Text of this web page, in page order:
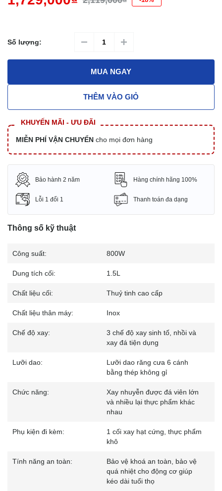
Số lượng:
MUA NGAY
THÊM VÀO GIỎ
KHUYẾN MÃI - ƯU ĐÃI
MIỄN PHÍ VẬN CHUYỂN cho mọi đơn hàng
Bảo hành 2 năm Hàng chính hãng 100%
Lỗi 1 đổi 1 Thanh toán đa dạng
Thông số kỹ thuật
Công suất: 800W
Dung tích cối: 1.5L
Chất liệu cối: Thuỷ tinh cao cấp
Chất liệu thân máy: Inox
Chế độ xay:
3 chế độ xay sinh tố, nhồi và
xay đá tiện dụng
Lưỡi dao:
Lưỡi dao răng cưa 6 cánh
bằng thép không gỉ
Chức năng:
Xay nhuyễn được đá viên lớn
và nhiều lại thực phẩm khác
nhau
Phụ kiện đi kèm:
1 cối xay hạt cứng, thực phẩm
khô
Tính năng an toàn:
Bảo vệ khoá an toàn, bảo vệ
quá nhiệt cho động cơ giúp
kéo dài tuổi thọ